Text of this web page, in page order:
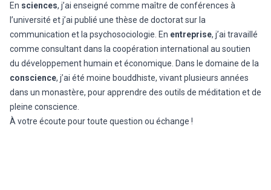
En sciences, j’ai enseigné comme maître de conférences à
l’université et j’ai publié une thèse de doctorat sur la
communication et la psychosociologie. En entreprise, j’ai travaillé
comme consultant dans la coopération international au soutien
du développement humain et économique. Dans le domaine de la
conscience, j’ai été moine bouddhiste, vivant plusieurs années
dans un monastère, pour apprendre des outils de méditation et de
pleine conscience.
À votre écoute pour toute question ou échange !